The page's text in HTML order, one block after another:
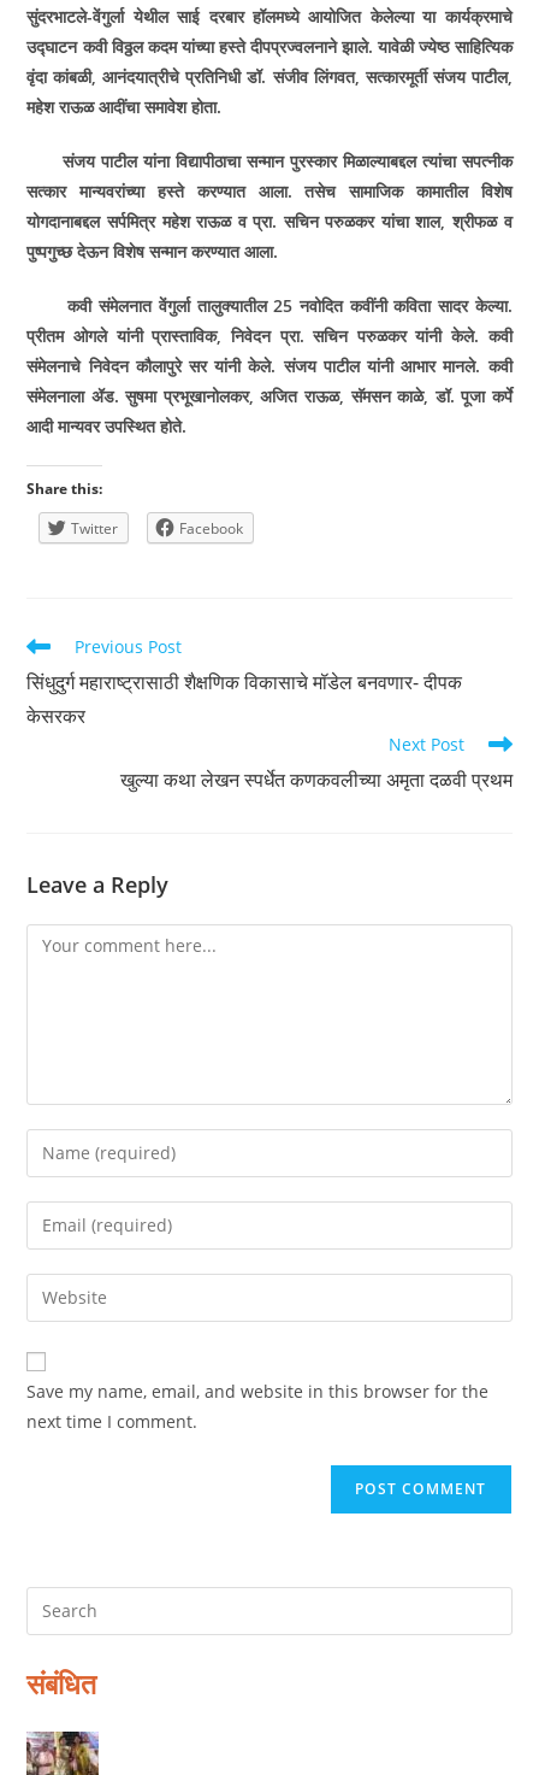
सुंदरभाटले-वेंगुर्ला येथील साई दरबार हॉलमध्ये आयोजित केलेल्या या कार्यक्रमाचे
उद्घाटन कवी विठ्ठल कदम यांच्या हस्ते दीपप्रज्वलनाने झाले. यावेळी ज्येष्ठ साहित्यिक
वृंदा कांबळी, आनंदयात्रीचे प्रतिनिधी डॉ. संजीव लिंगवत, सत्कारमूर्ती संजय पाटील,
महेश राऊळ आदींचा समावेश होता.
संजय पाटील यांना विद्यापीठाचा सन्मान पुरस्कार मिळाल्याबद्दल त्यांचा सपत्नीक
सत्कार मान्यवरांच्या हस्ते करण्यात आला. तसेच सामाजिक कामातील विशेष
योगदानाबद्दल सर्पमित्र महेश राऊळ व प्रा. सचिन परुळकर यांचा शाल, श्रीफळ व
पुष्पगुच्छ देऊन विशेष सन्मान करण्यात आला.
कवी संमेलनात वेंगुर्ला तालुक्यातील 25 नवोदित कवींनी कविता सादर केल्या.
प्रीतम ओगले यांनी प्रास्ताविक, निवेदन प्रा. सचिन परुळकर यांनी केले. कवी
संमेलनाचे निवेदन कौलापुरे सर यांनी केले. संजय पाटील यांनी आभार मानले. कवी
संमेलनाला ॲड. सुषमा प्रभूखानोलकर, अजित राऊळ, सॅमसन काळे, डॉ. पूजा कर्पे
आदी मान्यवर उपस्थित होते.
Share this:
Twitter
Facebook
Read
more
articles
Previous Post
सिंधुदुर्ग महाराष्ट्रासाठी शैक्षणिक विकासाचे मॉडेल बनवणार- दीपक
केसरकर
Next Post
खुल्या कथा लेखन स्पर्धेत कणकवलीच्या अमृता दळवी प्रथम
Leave a Reply
Comment
Enter
your
name
comment
Enter
your
email
address
comment
Enter
your
website
URL
(optional)
Save my name, email, and website in this browser for the
next time I comment.
संबंधित